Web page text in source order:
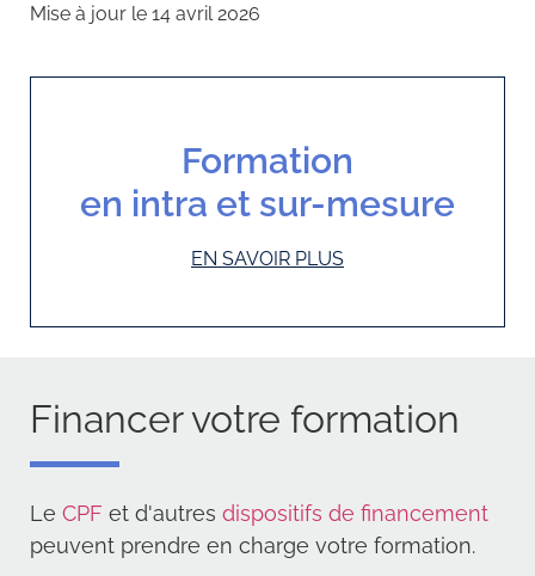
Mise à jour le 14 avril 2026
Formation
en intra et sur-mesure
EN SAVOIR PLUS
Financer votre formation
Le CPF et d'autres dispositifs de financement
peuvent prendre en charge votre formation.